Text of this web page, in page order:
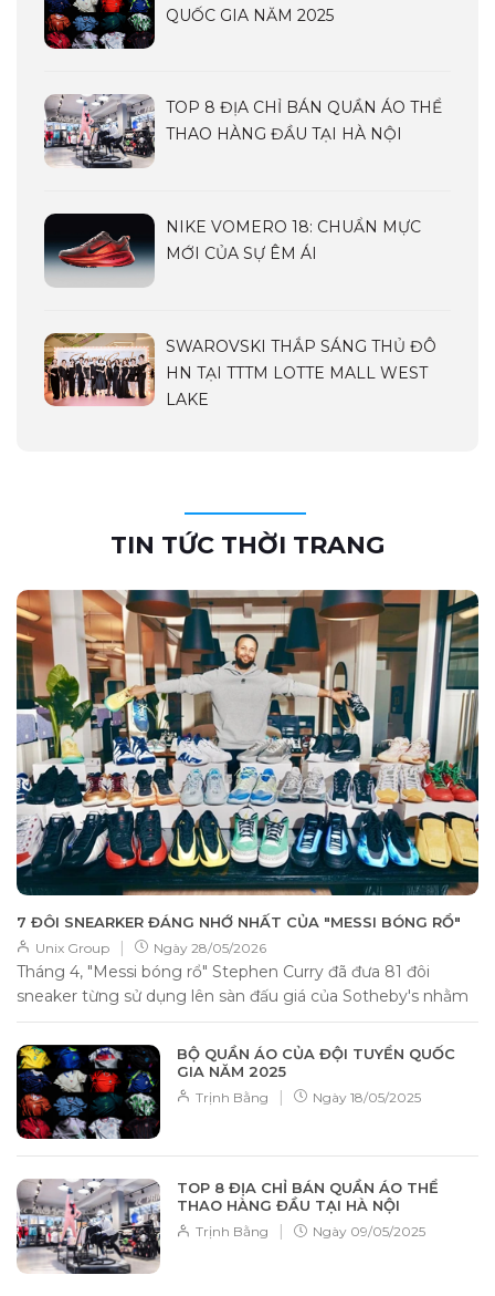
QUỐC GIA NĂM 2025
TOP 8 ĐỊA CHỈ BÁN QUẦN ÁO THỂ
THAO HÀNG ĐẦU TẠI HÀ NỘI
NIKE VOMERO 18: CHUẨN MỰC
MỚI CỦA SỰ ÊM ÁI
SWAROVSKI THẮP SÁNG THỦ ĐÔ
HN TẠI TTTM LOTTE MALL WEST
LAKE
TIN TỨC THỜI TRANG
7 ĐÔI SNEARKER ĐÁNG NHỚ NHẤT CỦA "MESSI BÓNG RỔ"
Unix Group | Ngày 28/05/2026
Tháng 4, "Messi bóng rổ" Stephen Curry đã đưa 81 đôi
sneaker từng sử dụng lên sàn đấu giá của Sotheby's nhằm
gây quỹ từ...
BỘ QUẦN ÁO CỦA ĐỘI TUYỂN QUỐC
GIA NĂM 2025
Trịnh Bằng | Ngày 18/05/2025
TOP 8 ĐỊA CHỈ BÁN QUẦN ÁO THỂ
THAO HÀNG ĐẦU TẠI HÀ NỘI
Trịnh Bằng Ngày 09/05/2025